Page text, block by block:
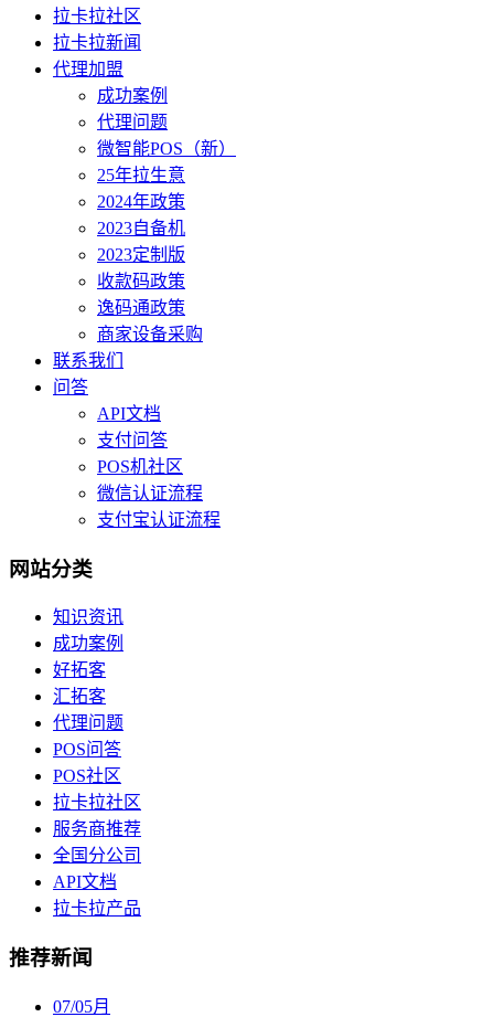
拉卡拉社区
拉卡拉新闻
代理加盟
成功案例
代理问题
微智能POS（新）
25年拉生意
2024年政策
2023自备机
2023定制版
收款码政策
逸码通政策
商家设备采购
联系我们
问答
API文档
支付问答
POS机社区
微信认证流程
支付宝认证流程
网站分类
知识资讯
成功案例
好拓客
汇拓客
代理问题
POS问答
POS社区
拉卡拉社区
服务商推荐
全国分公司
API文档
拉卡拉产品
推荐新闻
07/05月